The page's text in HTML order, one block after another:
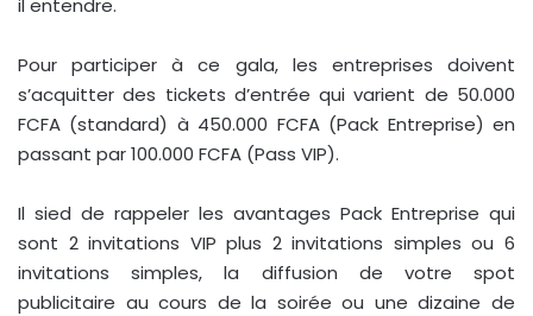
Pour participer à ce gala, les entreprises doivent
s’acquitter des tickets d’entrée qui varient de 50.000
FCFA (standard) à 450.000 FCFA (Pack Entreprise) en
passant par 100.000 FCFA (Pass VIP).
Il sied de rappeler les avantages Pack Entreprise qui
sont 2 invitations VIP plus 2 invitations simples ou 6
invitations simples, la diffusion de votre spot
publicitaire au cours de la soirée ou une dizaine de